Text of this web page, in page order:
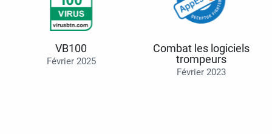
VB100
Février 2025
Combat les logiciels
trompeurs
Février 2023